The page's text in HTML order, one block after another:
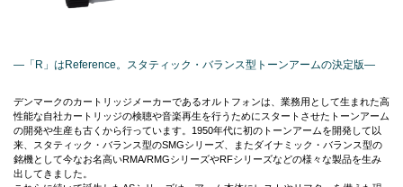
―「R」はReference。スタティック・バランス型トーンアームの決定版―
デンマークのカートリッジメーカーであるオルトフォンは、業務用として生まれた高
性能な自社カートリッジの検聴や音楽再生を行うためにスタートさせたトーンアーム
の開発や生産も古くから行っています。1950年代に初のトーンアームを開発して以
来、スタティック・バランス型のSMGシリーズ、またダイナミック・バランス型の
銘機として今なお名高いRMA/RMGシリーズやRFシリーズなどの様々な製品を生み
出してきました。